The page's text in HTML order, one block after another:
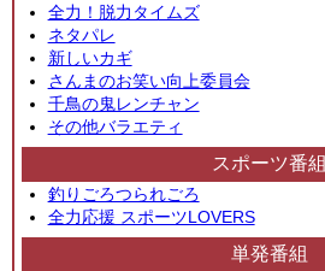
全力！脱力タイムズ
ネタパレ
新しいカギ
さんまのお笑い向上委員会
千鳥の鬼レンチャン
その他バラエティ
スポーツ番組
釣りごろつられごろ
全力応援 スポーツLOVERS
単発番組